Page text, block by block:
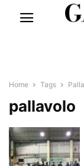
Home Tags
pallavolo